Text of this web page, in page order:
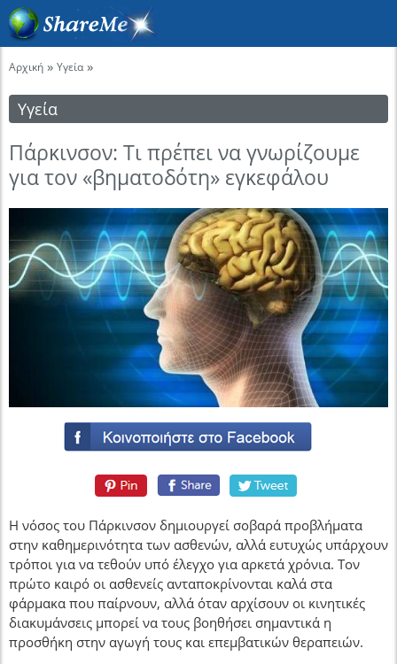
Αρχική » Υγεία »
Υγεία
Πάρκινσον: Τι πρέπει να γνωρίζουμε
για τον «βηματοδότη» εγκεφάλου
Η νόσος του Πάρκινσον δημιουργεί σοβαρά προβλήματα
στην καθημερινότητα των ασθενών, αλλά ευτυχώς υπάρχουν
τρόποι για να τεθούν υπό έλεγχο για αρκετά χρόνια. Τον
πρώτο καιρό οι ασθενείς ανταποκρίνονται καλά στα
φάρμακα που παίρνουν, αλλά όταν αρχίσουν οι κινητικές
διακυμάνσεις μπορεί να τους βοηθήσει σημαντικά η
προσθήκη στην αγωγή τους και επεμβατικών θεραπειών.